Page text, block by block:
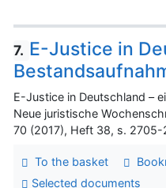
7. E-Justice in
E-Justice in Deutschland –
Neue juristische
70 (2017), Heft 38, s. 2705-
To the basket
Selected documents